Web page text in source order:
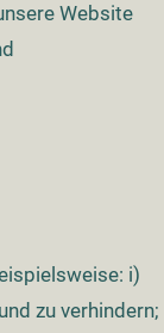
Website
i)
zu verhindern;